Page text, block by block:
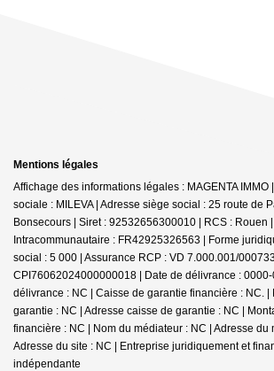
Mentions légales
Affichage des informations légales : MAGENTA IMMO
sociale : MILEVA | Adresse siège social : 25 route de
Bonsecours | Siret : 92532656300010 | RCS : Rouen
Intracommunautaire : FR42925326563 | Forme
social : 5 000 | Assurance RCP : VD 7.000.001/
CPI76062024000000018 | Date de délivrance :
délivrance : NC | Caisse de garantie financière : NC. |
garantie : NC | Adresse caisse de garantie : NC |
financière : NC | Nom du médiateur : NC | Adresse du
Adresse du site : NC | Entreprise juridiquement et
indépendante